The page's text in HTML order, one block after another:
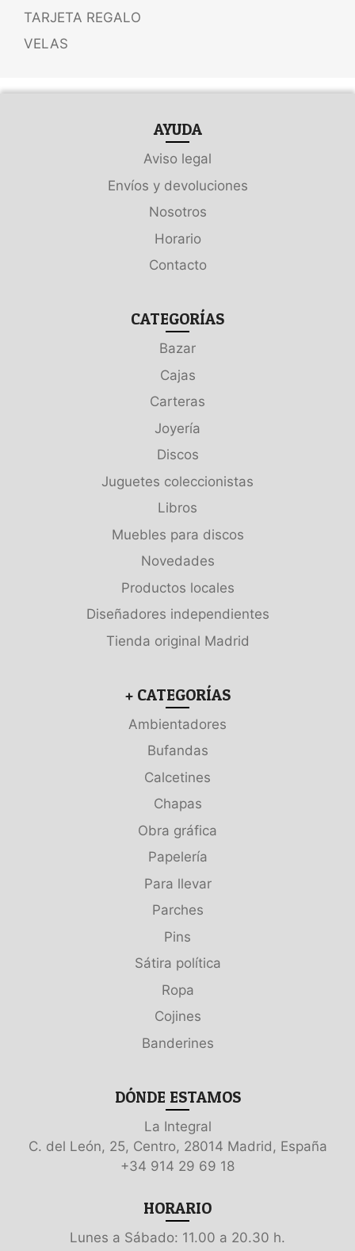
TARJETA REGALO
VELAS
AYUDA
Aviso legal
Envíos y devoluciones
Nosotros
Horario
Contacto
CATEGORÍAS
Bazar
Cajas
Carteras
Joyería
Discos
Juguetes coleccionistas
Libros
Muebles para discos
Novedades
Productos locales
Diseñadores independientes
Tienda original Madrid
+ CATEGORÍAS
Ambientadores
Bufandas
Calcetines
Chapas
Obra gráfica
Papelería
Para llevar
Parches
Pins
Sátira política
Ropa
Cojines
Banderines
DÓNDE ESTAMOS
La Integral
C. del León, 25, Centro, 28014 Madrid, España
+34 914 29 69 18
HORARIO
Lunes a Sábado: 11.00 a 20.30 h.